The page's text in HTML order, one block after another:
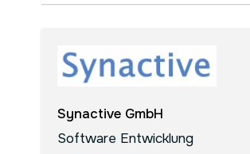
Synactive GmbH
Software Entwicklung